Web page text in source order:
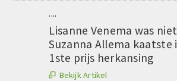
....
Lisanne Venema was
Suzanna Allema kaatste
1ste prijs herkansing
 Bekijk Artikel